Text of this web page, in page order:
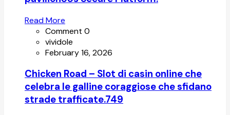
Read More
Comment 0
vividole
February 16, 2026
Chicken Road – Slot di casin online che
celebra le galline coraggiose che sfidano
strade trafficate.749